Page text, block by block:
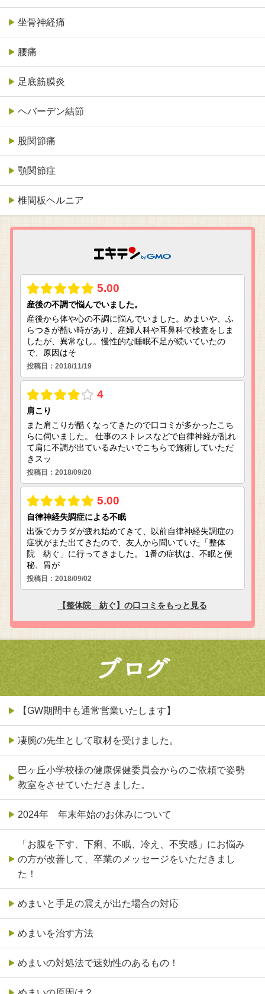
坐骨神経痛
腰痛
足底筋膜炎
ヘバーデン結節
股関節痛
顎関節症
椎間板ヘルニア
【GW期間中も通常営業いたします】
凄腕の先生として取材を受けました。
巴ヶ丘小学校様の健康保健委員会からのご依頼で姿勢
教室をさせていただきました。
2024年 年末年始のお休みについて
「お腹を下す、下痢、不眠、冷え、不安感」にお悩み
の方が改善して、卒業のメッセージをいただきまし
た！
めまいと手足の震えが出た場合の対応
めまいを治す方法
めまいの対処法で速効性のあるもの！